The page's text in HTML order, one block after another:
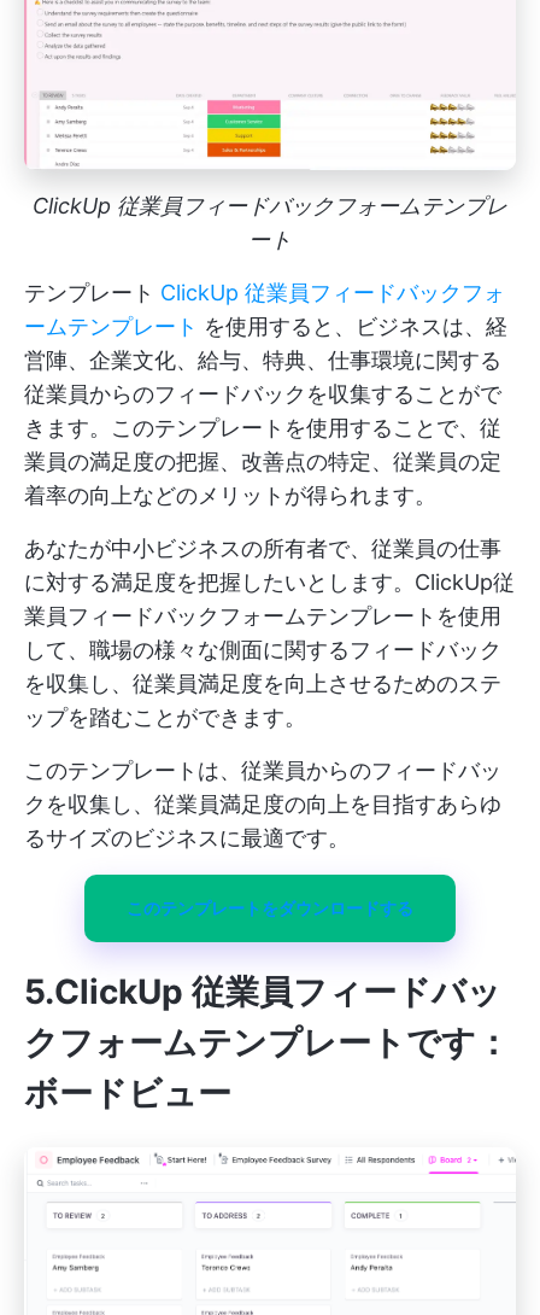
ClickUp 従業員フィードバックフォームテンプレ
ート
テンプレート ClickUp 従業員フィードバックフォ
ームテンプレート を使用すると、ビジネスは、経
営陣、企業文化、給与、特典、仕事環境に関する
従業員からのフィードバックを収集することがで
きます。このテンプレートを使用することで、従
業員の満足度の把握、改善点の特定、従業員の定
着率の向上などのメリットが得られます。
あなたが中小ビジネスの所有者で、従業員の仕事
に対する満足度を把握したいとします。ClickUp従
業員フィードバックフォームテンプレートを使用
して、職場の様々な側面に関するフィードバック
を収集し、従業員満足度を向上させるためのステ
ップを踏むことができます。
このテンプレートは、従業員からのフィードバッ
クを収集し、従業員満足度の向上を目指すあらゆ
るサイズのビジネスに最適です。
このテンプレートをダウンロードする
5.ClickUp 従業員フィードバッ
クフォームテンプレートです：
ボードビュー